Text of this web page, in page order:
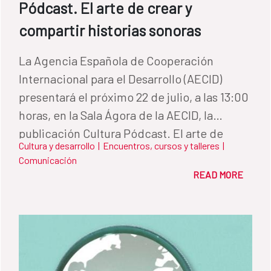
Pódcast. El arte de crear y
compartir historias sonoras
La Agencia Española de Cooperación
Internacional para el Desarrollo (AECID)
presentará el próximo 22 de julio, a las 13:00
horas, en la Sala Ágora de la AECID, la
publicación Cultura Pódcast. El arte de
crear y compartir historias sonoras, séptimo
volumen de la colección de manuales del
de un episodio especial de pódcast con
público, concebido para trasladar al propio
evento el espíritu de la publicación. El
Cultura y desarrollo | Encuentros, cursos y talleres |
Comunicación
READ MORE